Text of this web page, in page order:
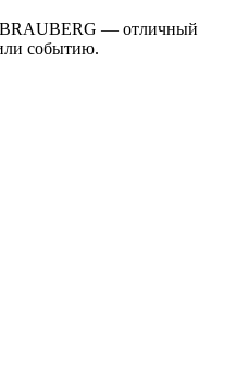
— отличный
событию.